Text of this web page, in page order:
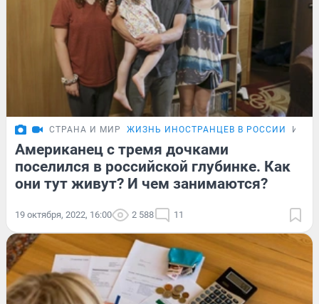
СТРАНА И МИР ЖИЗНЬ ИНОСТРАНЦЕВ В РОССИИ
Американец с тремя дочками
поселился в российской глубинке. Как
они тут живут? И чем занимаются?
19 октября, 2022, 16:00 2 588 11